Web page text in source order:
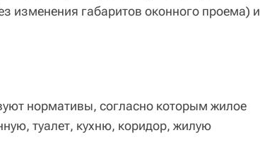
изменения габаритов оконного проема) и
нормативы, согласно которым жилое
туалет, кухню, коридор, жилую